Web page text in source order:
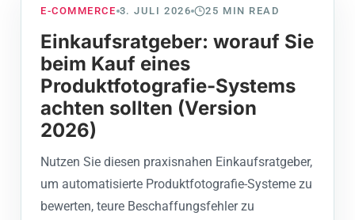
E-COMMERCE 3. JULI 2026 25 MIN READ
Einkaufsratgeber: worauf Sie
beim Kauf eines
Produktfotografie-Systems
achten sollten (Version
2026)
Nutzen Sie diesen praxisnahen Einkaufsratgeber,
um automatisierte Produktfotografie-Systeme zu
bewerten, teure Beschaffungsfehler zu